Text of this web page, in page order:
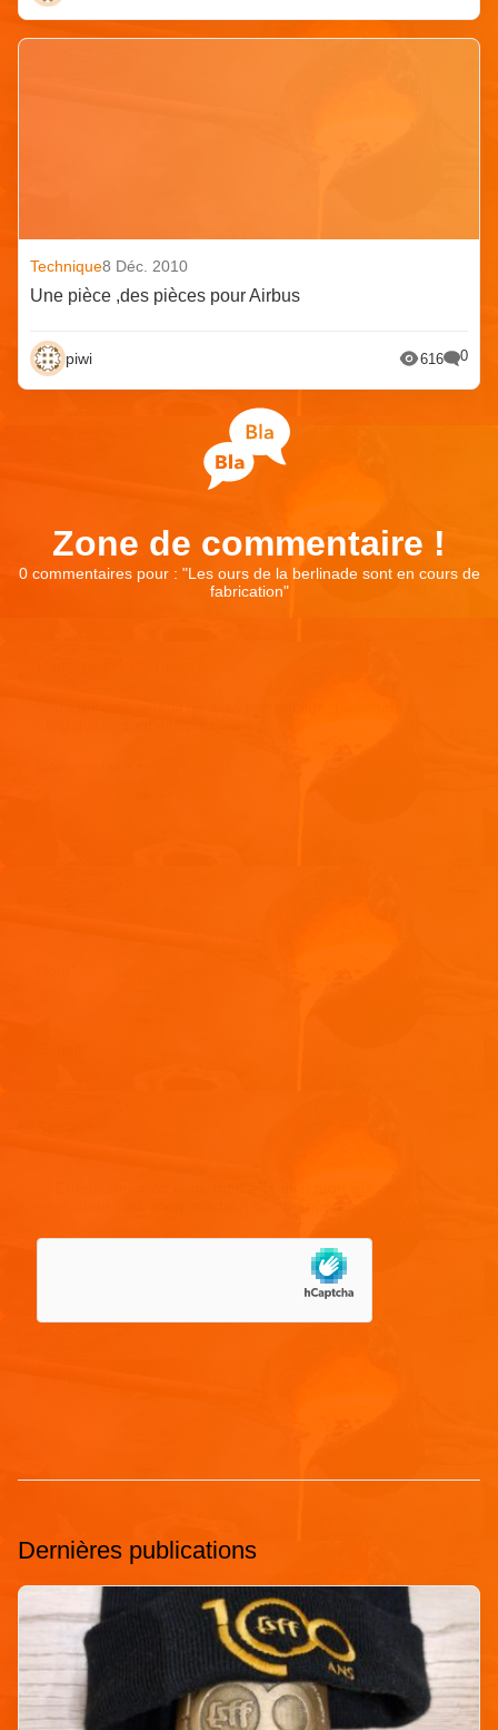
Technique8 Déc. 2010
Une pièce ,des pièces pour Airbus
piwi 616 0
Zone de commentaire !
0 commentaires pour : "Les ours de la berlinade sont en cours de
fabrication"
Dernières publications